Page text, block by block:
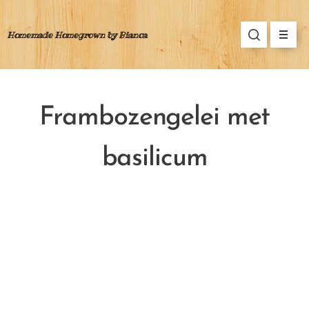
Homemade Homegrown by Bianca
Frambozengelei met
basilicum